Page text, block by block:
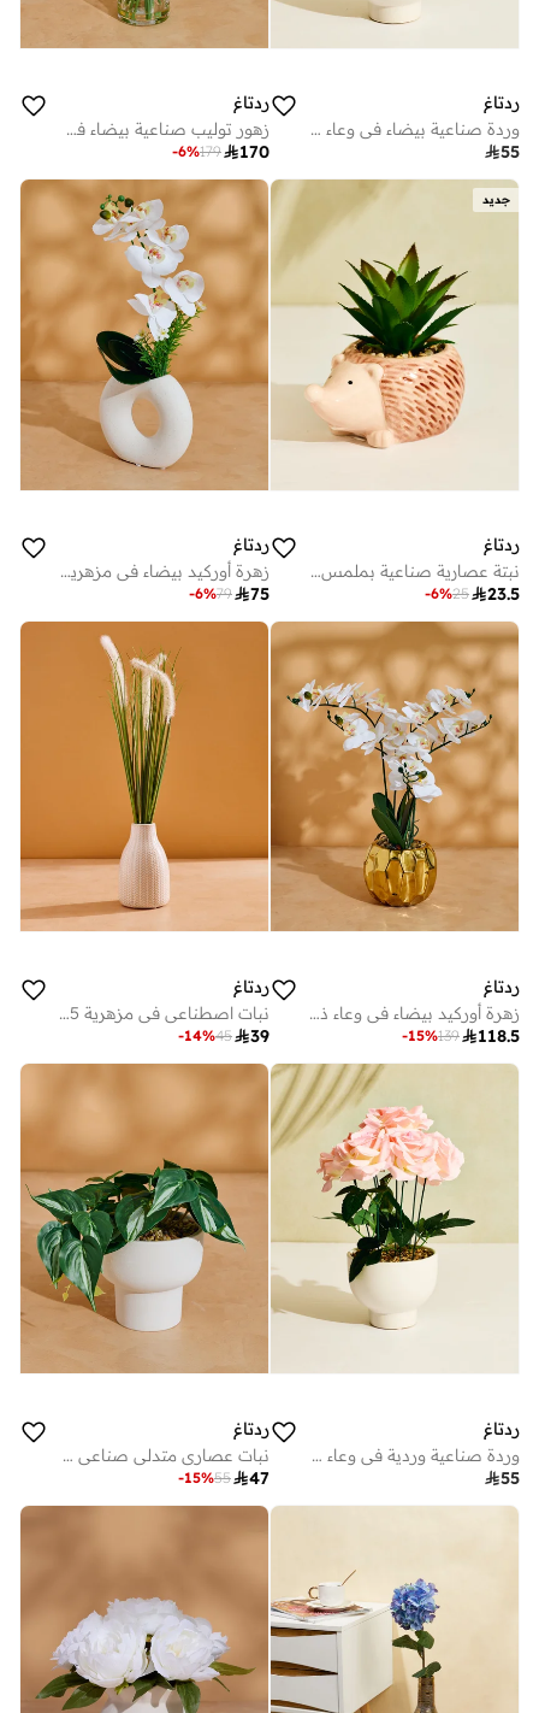
ردتاغ
وردة صناعية بيضاء في وعاء سيراميك
55
ردتاغ
زهور توليب صناعية بيضاء في مزهرية زجاج
170
179
-6%
جديد
ردتاغ
نبتة عصارية صناعية بملمس بارز في أصيص على شكل قنفذ باللون البني
23.5
25
-6%
ردتاغ
زهرة أوركيد بيضاء في مزهرية دائرية 50 × 40 سم
75
79
-6%
ردتاغ
زهرة أوركيد بيضاء في وعاء ذهبي 55 × 50 سم
118.5
139
-15%
ردتاغ
نبات اصطناعي في مزهرية 45 سم
39
45
-14%
ردتاغ
وردة صناعية وردية في وعاء سيراميك
55
ردتاغ
نبات عصاري متدلي صناعي مع وعاء باللون الأخضر
47
55
-15%